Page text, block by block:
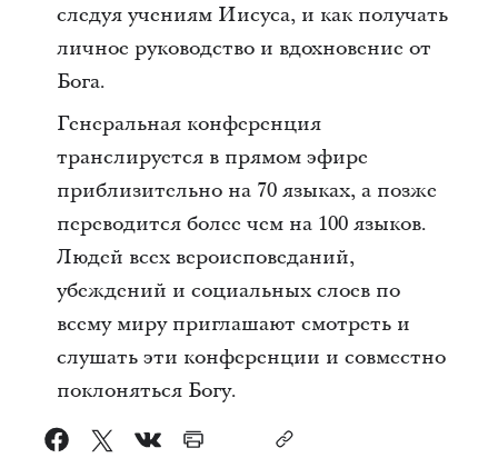
следуя учениям Иисуса, и как получать
личное руководство и вдохновение от
Бога.
Генеральная конференция
транслируется в прямом эфире
приблизительно на 70 языках, а позже
переводится более чем на 100 языков.
Людей всех вероисповеданий,
убеждений и социальных слоев по
всему миру приглашают смотреть и
слушать эти конференции и совместно
поклоняться Богу.